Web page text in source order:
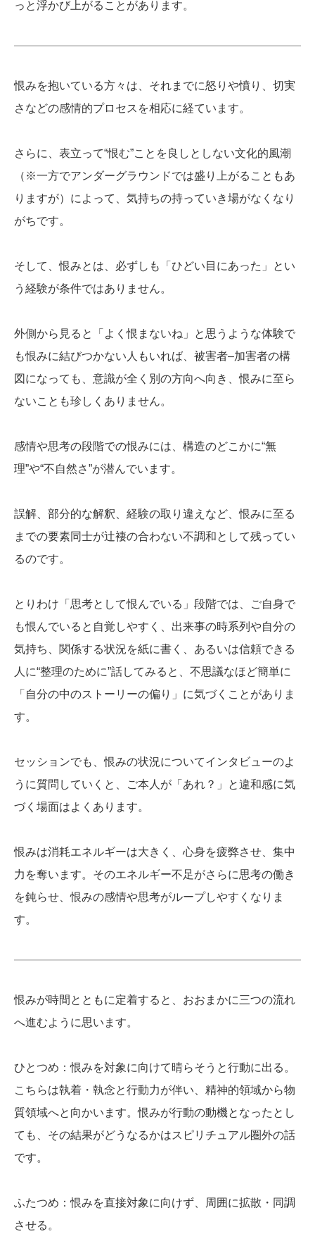
っと浮かび上がることがあります。
恨みを抱いている方々は、それまでに怒りや憤り、切実
さなどの感情的プロセスを相応に経ています。
さらに、表立って“恨む”ことを良しとしない文化的風潮
（※一方でアンダーグラウンドでは盛り上がることもあ
りますが）によって、気持ちの持っていき場がなくなり
がちです。
そして、恨みとは、必ずしも「ひどい目にあった」とい
う経験が条件ではありません。
外側から見ると「よく恨まないね」と思うような体験で
も恨みに結びつかない人もいれば、被害者–加害者の構
図になっても、意識が全く別の方向へ向き、恨みに至ら
ないことも珍しくありません。
感情や思考の段階での恨みには、構造のどこかに“無
理”や“不自然さ”が潜んでいます。
誤解、部分的な解釈、経験の取り違えなど、恨みに至る
までの要素同士が辻褄の合わない不調和として残ってい
るのです。
とりわけ「思考として恨んでいる」段階では、ご自身で
も恨んでいると自覚しやすく、出来事の時系列や自分の
気持ち、関係する状況を紙に書く、あるいは信頼できる
人に“整理のために”話してみると、不思議なほど簡単に
「自分の中のストーリーの偏り」に気づくことがありま
す。
セッションでも、恨みの状況についてインタビューのよ
うに質問していくと、ご本人が「あれ？」と違和感に気
づく場面はよくあります。
恨みは消耗エネルギーは大きく、心身を疲弊させ、集中
力を奪います。そのエネルギー不足がさらに思考の働き
を鈍らせ、恨みの感情や思考がループしやすくなりま
す。
恨みが時間とともに定着すると、おおまかに三つの流れ
へ進むように思います。
ひとつめ：恨みを対象に向けて晴らそうと行動に出る。
こちらは執着・執念と行動力が伴い、精神的領域から物
質領域へと向かいます。恨みが行動の動機となったとし
ても、その結果がどうなるかはスピリチュアル圏外の話
です。
ふたつめ：恨みを直接対象に向けず、周囲に拡散・同調
させる。